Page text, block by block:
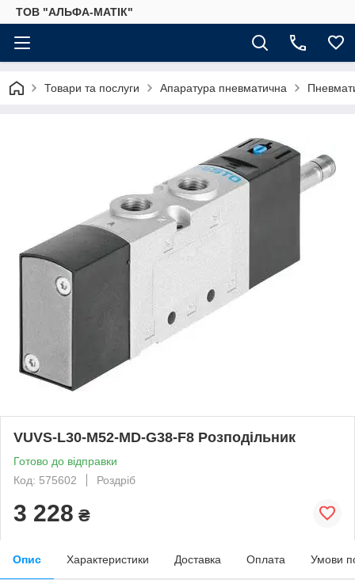
ТОВ "АЛЬФА-МАТІК"
Товари та послуги Апаратура пневматична
VUVS-L30-M52-MD-G38-F8 Розподільник
Готово до відправки
Код: 575602
Роздріб
3 228 ₴
Опис Характеристики Доставка Оплата Умови